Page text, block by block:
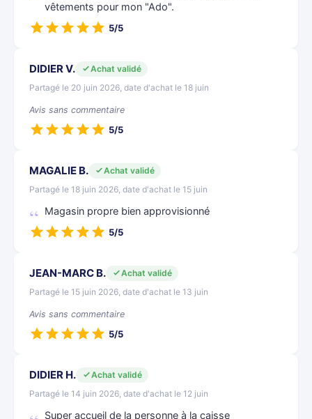
vêtements pour mon "Ado".
5/5
DIDIER V.
Achat validé
Partagé le 20 juin 2026, date d'achat le 18 juin
Avis sans commentaire
5/5
MAGALIE B.
Achat validé
Partagé le 18 juin 2026, date d'achat le 15 juin
Magasin propre bien approvisionné
5/5
JEAN-MARC B.
Achat validé
Partagé le 15 juin 2026, date d'achat le 13 juin
Avis sans commentaire
5/5
DIDIER H.
Achat validé
Partagé le 14 juin 2026, date d'achat le 12 juin
Super accueil de la personne à la caisse